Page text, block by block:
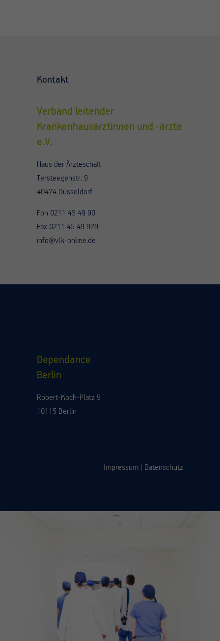
Kontakt
Verband leitender
Krankenhausärztinnen und -ärzte
e.V.
Haus der Ärzteschaft
Tersteegenstr. 9
40474 Düsseldorf
Fon 0211 45 49 90
Fax 0211 45 49 929
info@vlk-online.de
Dependance
Berlin
Robert-Koch-Platz 9
10115 Berlin
Impressum Datenschutz